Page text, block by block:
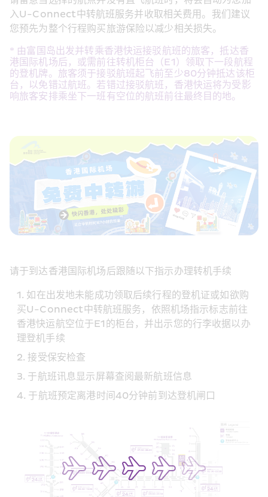
入U-Connect中转航班服务并收取相关费用。我们建议
您预先为整个行程购买旅游保险以减少相关损失。
* 由富国岛出发并转乘香港快运接驳航班的旅客，抵达香
港国际机场后，或需前往转机柜台（E1）领取下一段航程
的登机牌。旅客须于接驳航班起飞前至少80分钟抵达该柜
台，以免错过航班。若错过接驳航班，香港快运将为受影
响旅客安排乘坐下一班有空位的航班前往最终目的地。
请于到达香港国际机场后跟随以下指示办理转机手续
如在出发地未能成功领取后续行程的登机证或如欲购
买U-Connect中转航班服务，依照机场指示标志前往
香港快运航空位于E1的柜台，并出示您的行李收据以办
理登机手续
接受保安检查
于航班讯息显示屏幕查阅最新航班信息
于航班预定离港时间40分钟前到达登机闸口